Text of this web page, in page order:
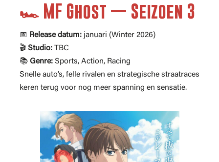
🏎️ MF Ghost — Seizoen 3
📅 Release datum: januari (Winter 2026)
🎬 Studio: TBC
📚 Genre: Sports, Action, Racing
Snelle auto’s, felle rivalen en strategische straatraces
keren terug voor nog meer spanning en sensatie.